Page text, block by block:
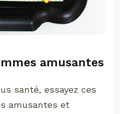
amusantes
santé, essayez ces
amusantes et